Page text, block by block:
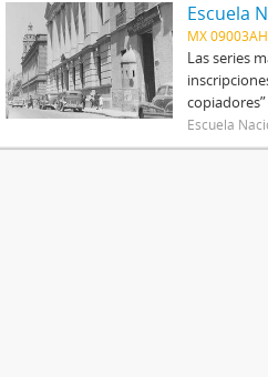
Escuela
MX
Las series
Escuela